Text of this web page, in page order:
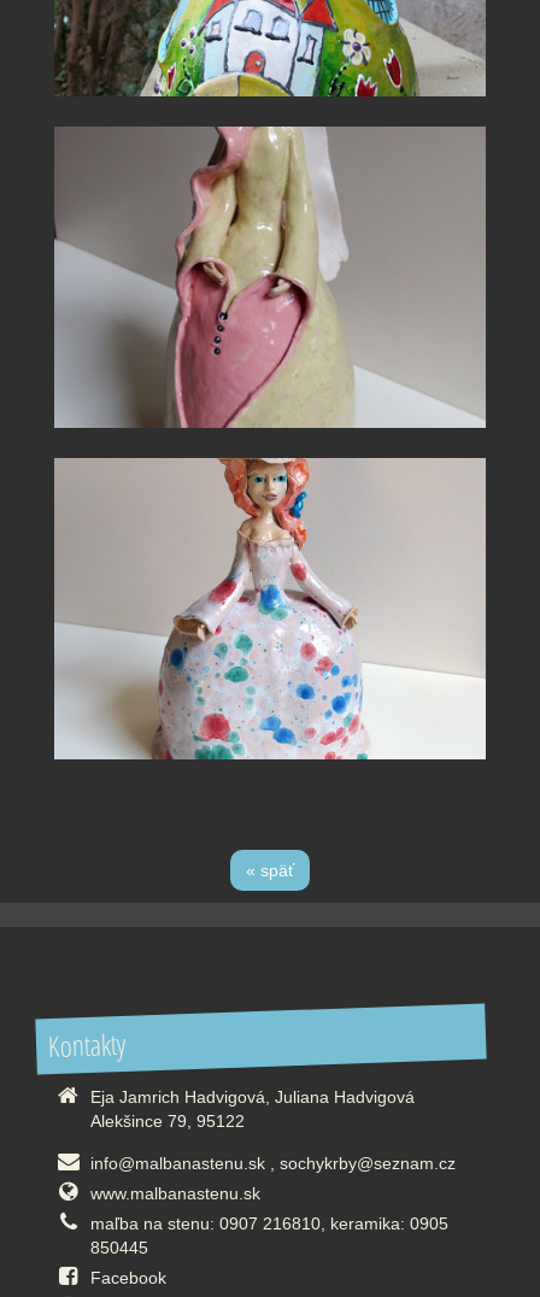
« späť
Kontakty
Eja Jamrich Hadvigová, Juliana Hadvigová
Alekšince 79, 95122
info@malbanastenu.sk , sochykrby@seznam.cz
www.malbanastenu.sk
maľba na stenu: 0907 216810, keramika: 0905
850445
Facebook